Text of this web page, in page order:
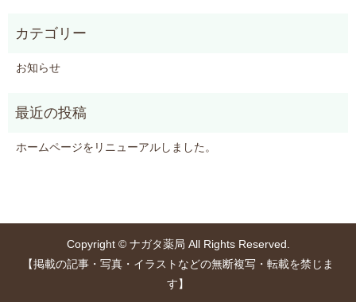
お知らせ
ホームページをリニューアルしました。
Copyright © ナガタ薬局 All Rights Reserved.
【掲載の記事・写真・イラストなどの無断複写・転載を禁じま
す】